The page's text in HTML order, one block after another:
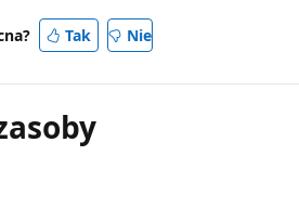
Tak Nie